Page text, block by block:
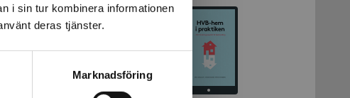
i sin tur kombinera informationen
deras tjänster.
Marknadsföring